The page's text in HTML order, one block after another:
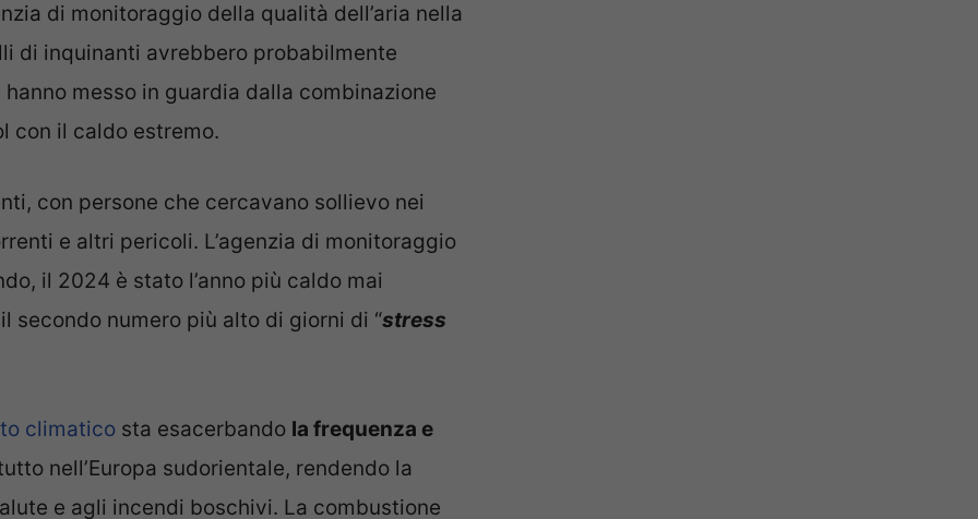
di monitoraggio della qualità dell’aria nella
di inquinanti avrebbero probabilmente
messo in guardia dalla combinazione
con il caldo estremo.
con persone che cercavano sollievo nei
e altri pericoli. L’agenzia di monitoraggio
il 2024 è stato l’anno più caldo mai
secondo numero più alto di giorni di “stress
climatico sta esacerbando la frequenza e
nell’Europa sudorientale, rendendo la
e agli incendi boschivi. La combustione